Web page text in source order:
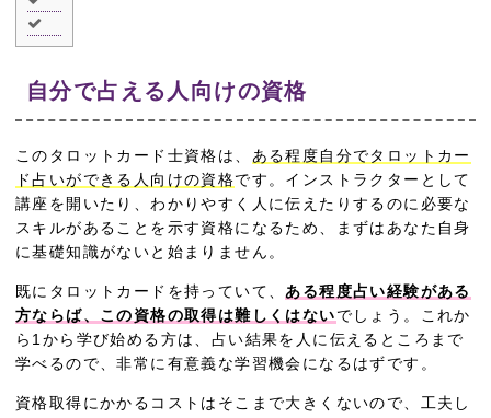
自分で占える人向けの資格
このタロットカード士資格は、 ある程度自分でタロットカー
ド占いができる人向けの資格です。インストラクターとして
講座を開いたり、わかりやすく人に伝えたりするのに必要な
スキルがあることを示す資格になるため、まずはあなた自身
に基礎知識がないと始まりません。
既にタロットカードを持っていて、 ある程度占い経験がある
方ならば、この資格の取得は難しくはないでしょう。これか
ら1から学び始める方は、占い結果を人に伝えるところまで
学べるので、非常に有意義な学習機会になるはずです。
資格取得にかかるコストはそこまで大きくないので、工夫し